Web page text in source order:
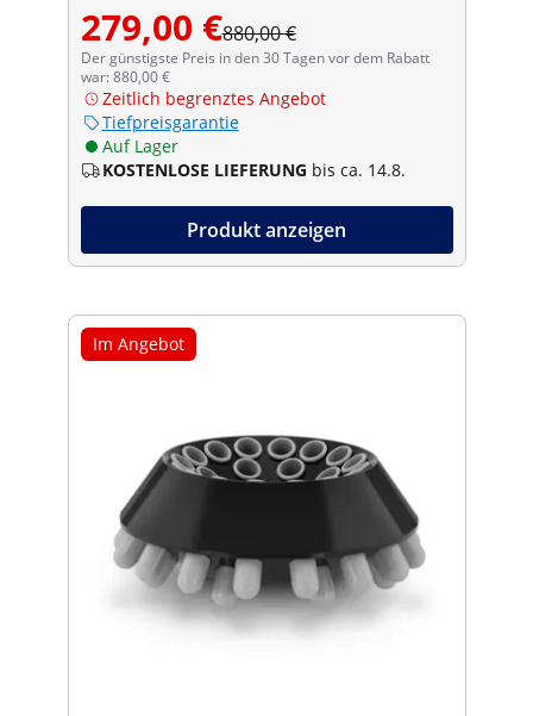
279,00 €880,00 €
Der günstigste Preis in den 30 Tagen vor dem Rabatt
war: 880,00 €
Zeitlich begrenztes Angebot
Tiefpreisgarantie
Auf Lager
KOSTENLOSE LIEFERUNG bis ca. 14.8.
Produkt anzeigen
Im Angebot